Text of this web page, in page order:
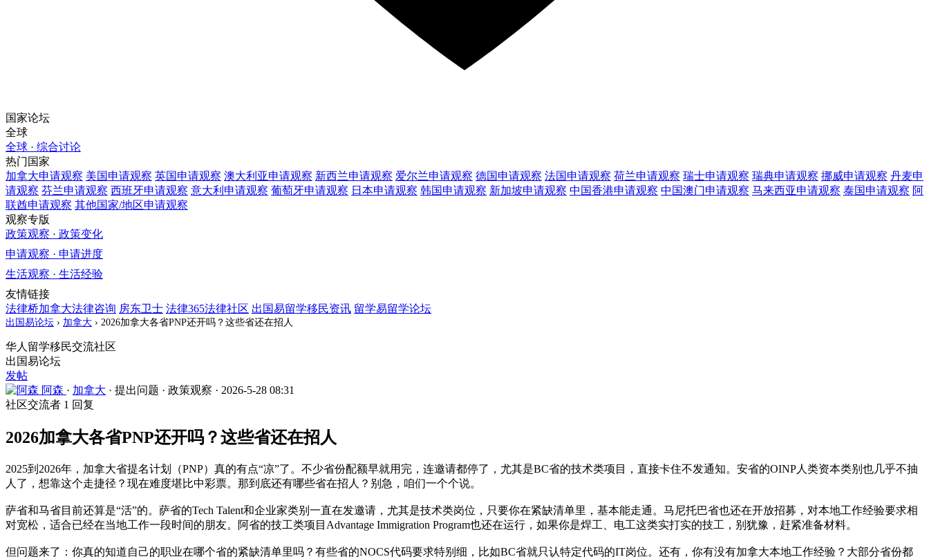
国家论坛
全球
全球 · 综合讨论
热门国家
加拿大申请观察 美国申请观察 英国申请观察 澳大利亚申请观察 新西兰申请观察 爱尔兰申请观察 德国申请观察 法国申请观察 荷兰申请观察 瑞士申请观察 瑞典申请观察 挪威申请观察 丹麦申
请观察 芬兰申请观察 西班牙申请观察 意大利 申请观察 葡萄牙申请观察 日本申请观察 韩国申请观察 新加坡申请观察 中国香港申请观察 中国澳门申请观察 马来西亚申请观察 泰国申请观察 阿
联酋申请观察 其他国家/地区申请观察
观察专版
政策观察 · 政策变化
申请观察 · 申请进度
生活观察 · 生活经验
友情链接
法律桥加拿大法律咨询 房东卫士 法律365法律社区 出国易留学移民资讯 留学易留学论坛
出国易论坛 › 加拿大 › 2026加拿大各省PNP还开吗？这些省还在招人
华人留学移民交流社区
出国易论坛
发帖
阿森 · 加拿大 · 提出问题 · 政策观察 · 2026-5-28 08:31
社区交流者 1 回复
2026加拿大各省PNP还开吗？这些省还在招人
2025到2026年，加拿大省提名计划（PNP）真的有点“凉”了。不少省份配额早就用完，连邀请都停了，尤其是BC省的技术类项目，直接卡住不发通知。安省的OINP人类资本类别也几乎不抽
人了，想靠这个走捷径？现在难度堪比中彩票。那到底还有哪些省在招人？别急，咱们一个个说。
萨省和马省目前还算是“活”的。萨省的Tech Talent和企业家类别一直在发邀请，尤其是技术类岗位，只要你在紧缺清单里，基本能走通。马尼托巴省也还在开放招募，对本地工作经验要求相
对宽松，适合已经在当地工作一段时间的朋友。阿省的技工类项目Advantage Immigration Program也还在运行，如果你是焊工、电工这类实打实的技工，别犹豫，赶紧准备材料。
但问题来了：你真的知道自己的职业在哪个省的紧缺清单里吗？有些省的NOCS代码要求特别细，比如BC省就只认特定代码的IT岗位。还有，你有没有加拿大本地工作经验？大部分省份都